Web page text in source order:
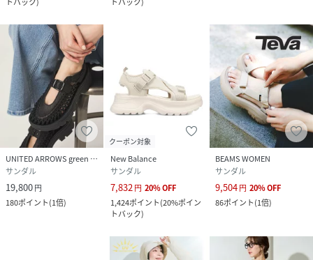
UNITED ARROWS green label relaxing
サンダル
19,800円
180ポイント(1倍)
クーポン対象
New Balance
サンダル
7,832円 20%OFF
1,424ポイント(20%ポイン
トバック)
BEAMS WOMEN
サンダル
9,504円 20%OFF
86ポイント(1倍)